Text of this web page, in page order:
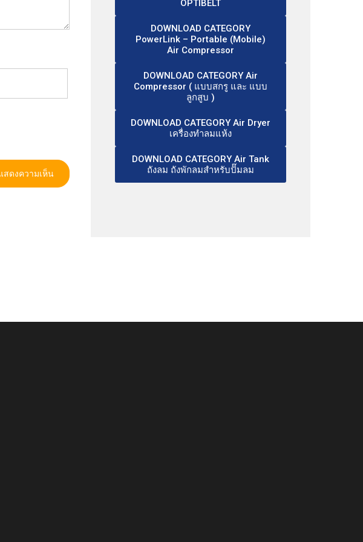
OPTIBELT
DOWNLOAD CATEGORY
PowerLink – Portable (Mobile)
Air Compressor
DOWNLOAD CATEGORY Air
Compressor ( แบบสกรู และ แบบ
ลูกสูบ )
DOWNLOAD CATEGORY Air Dryer
เครื่องทำลมแห้ง
DOWNLOAD CATEGORY Air Tank
ถังลม ถังพักลมสำหรับปั๊มลม